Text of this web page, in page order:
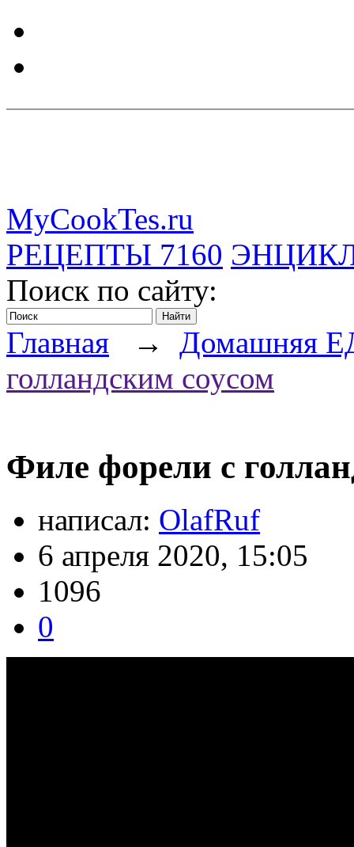
MyCookTes.ru
РЕЦЕПТЫ 7160
Поиск по сайту:
Главная → Домашняя
голландским соусом
Филе форели с
написал: OlafRuf
6 апреля 2020, 15:05
1096
0